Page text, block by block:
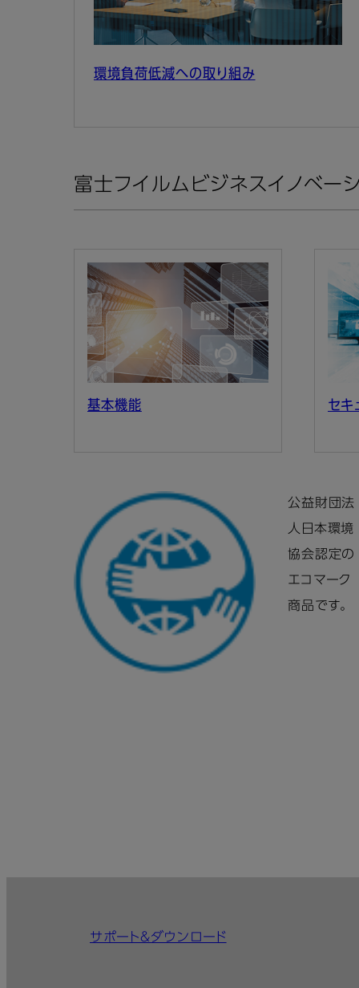
環境負荷低減への取り組み
富士フイルムビジネスイノベー
基本機能 セキ
公益財団法
人日本環境
協会認定の
エコマーク
商品です。
サポート＆ダウンロード